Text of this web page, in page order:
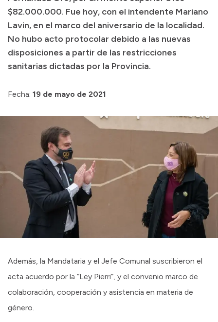
Transparencia
Presupuesto
Compras y licitaciones
Consulta de pago a proveedores
Convocatorias
Login
$82.000.000. Fue hoy, con el intendente Mariano
Lavin, en el marco del aniversario de la localidad.
No hubo acto protocolar debido a las nuevas
disposiciones a partir de las restricciones
sanitarias dictadas por la Provincia.
Fecha: 19 de mayo de 2021
Además, la Mandataria y el Jefe Comunal suscribieron el
acta acuerdo por la “Ley Pierri”, y el convenio marco de
colaboración, cooperación y asistencia en materia de
género.